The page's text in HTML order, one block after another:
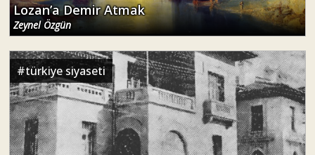
Lozan’a Demir Atmak
Zeynel Özgün
#türkiye siyaseti